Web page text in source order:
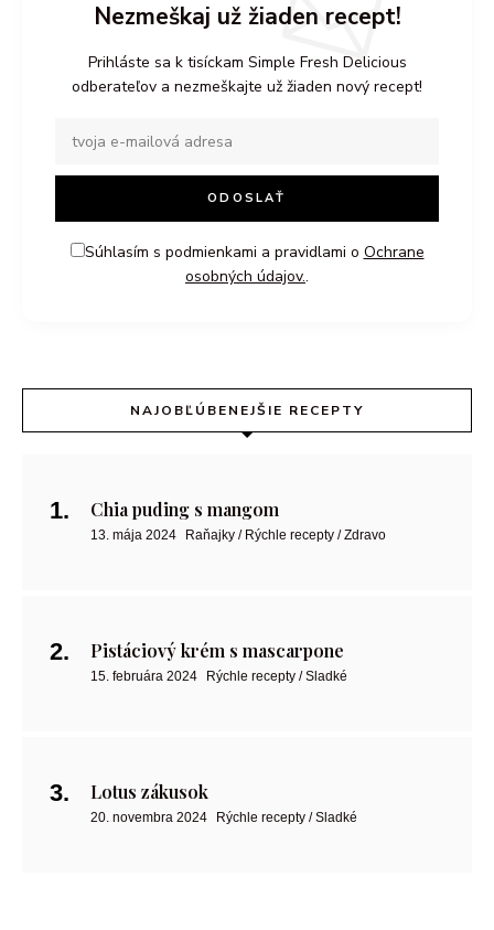
Nezmeškaj už žiaden recept!
Prihláste sa k tisíckam Simple Fresh Delicious
odberateľov a nezmeškajte už žiaden nový recept!
Súhlasím s podmienkami a pravidlami o Ochrane
osobných údajov..
NAJOBĽÚBENEJŠIE RECEPTY
Chia puding s mangom
13. mája 2024 Raňajky / Rýchle recepty / Zdravo
Pistáciový krém s mascarpone
15. februára 2024 Rýchle recepty / Sladké
Lotus zákusok
20. novembra 2024 Rýchle recepty / Sladké